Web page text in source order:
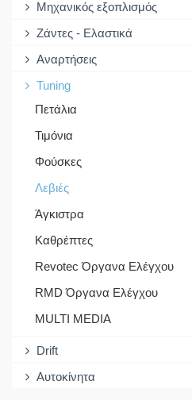
Μηχανικός εξοπλισμός
Ζάντες - Ελαστικά
Αναρτήσεις
Tuning
Πετάλια
Τιμόνια
Φούσκες
Λεβιές
Άγκιστρα
Καθρέπτες
Revotec Όργανα Ελέγχου
RMD Όργανα Ελέγχου
MULTI MEDIA
Drift
Αυτοκίνητα